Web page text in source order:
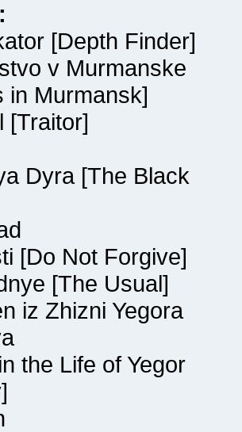
[Depth Finder]
v Murmanske
in Murmansk]
[Traitor]
Dyra [The Black
[Do Not Forgive]
[The Usual]
iz Zhizni Yegora
the Life of Yegor